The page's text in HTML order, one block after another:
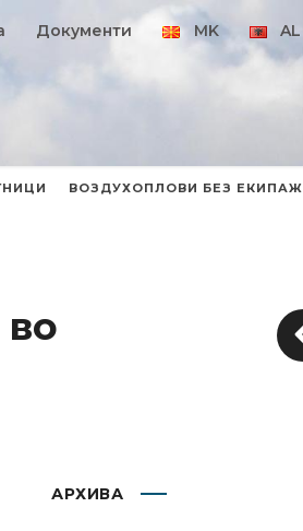
Документи MK AL
ВОЗДУХОПЛОВИ БЕЗ ЕКИПАЖ
АРХИВА